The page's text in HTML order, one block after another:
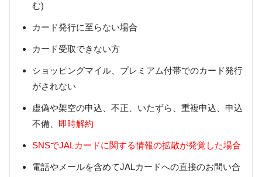
む)
カード発行に至らない場合
カード受取できない方
ショッピングマイル、プレミアム付帯でのカード発行
がされない
虚偽や架空の申込、不正、いたずら、重複申込、申込
不備、 即時解約
SNSでJALカードに関する情報の拡散が発覚した場合
電話やメールを含めてJALカードへの直接のお問い合